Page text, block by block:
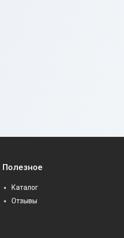
Полезное
Каталог
Отзывы